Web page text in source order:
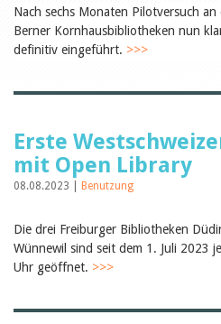
Kinder- und Jugendmedien
Bibliothek und Schule
Bibliotheksförderung
Einmalige Beiträge
Bibliosuisse
Kantonale
Unterstützungsbeiträge
Rezensionen
Schweizer Literatur
Autoren
Julie Greub
Sandra Dettwyler
Nach sechs Monaten Pilotversuch
Berner Kornhausbibliotheken nun
definitiv eingeführt. >>>
Erste
mit Open Library
08.08.2023 | Benutzung
Die drei Freiburger Bibliotheken
Wünnewil sind seit dem 1. Juli 2023
Uhr geöffnet. >>>